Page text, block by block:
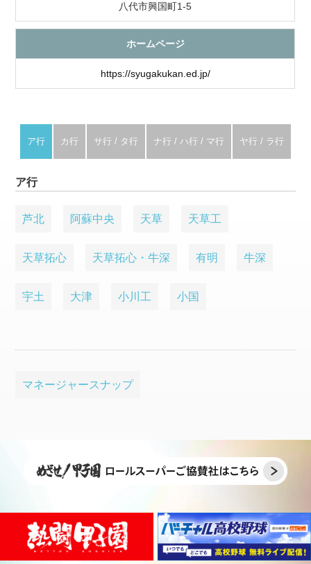
八代市興国町1-5
ホームページ
https://syugakukan.ed.jp/
ア行 カ行 サ行 / タ行 ナ行 / ハ行 / マ行 ヤ行 / ラ行
ア行
芦北 阿蘇中央 天草 天草工
天草拓心 天草拓心・牛深 有明 牛深
宇土 大津 小川工 小国
マネージャースナップ